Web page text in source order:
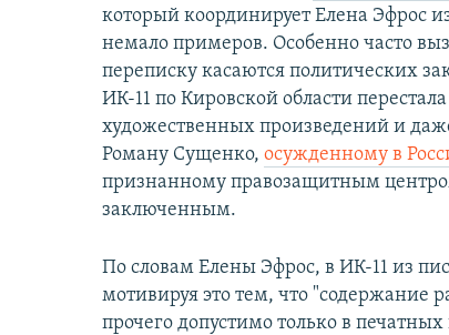
который координирует Елена Эфрос
немало примеров. Особенно часто
переписку касаются политических
ИК-11 по Кировской области
художественных произведений и
Роману Сущенко,осужденному в
признанному правозащитным
заключенным.
По словам Елены Эфрос, в ИК-11 из
мотивируя это тем, что "содержание
прочего допустимо только в